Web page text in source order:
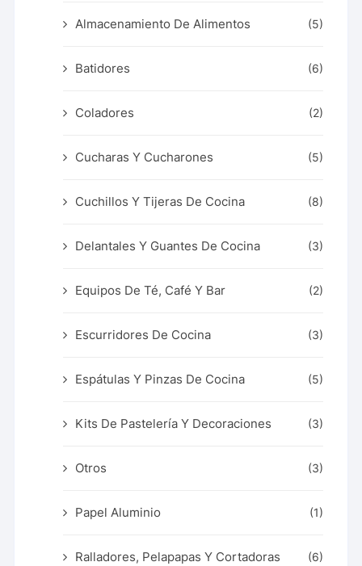
Almacenamiento De Alimentos (5)
Batidores (6)
Coladores (2)
Cucharas Y Cucharones (5)
Cuchillos Y Tijeras De Cocina (8)
Delantales Y Guantes De Cocina (3)
Equipos De Té, Café Y Bar (2)
Escurridores De Cocina (3)
Espátulas Y Pinzas De Cocina (5)
Kits De Pastelería Y Decoraciones (3)
Otros (3)
Papel Aluminio (1)
Ralladores, Pelapapas Y Cortadoras (6)